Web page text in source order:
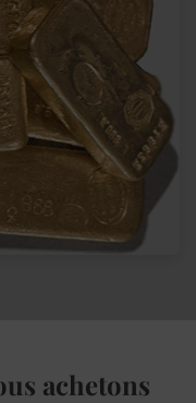
achetons